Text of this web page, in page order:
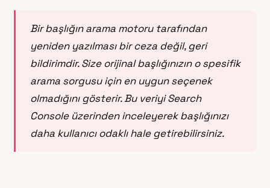
Bir başlığın arama motoru tarafından
yeniden yazılması bir ceza değil, geri
bildirimdir. Size orijinal başlığınızın o spesifik
arama sorgusu için en uygun seçenek
olmadığını gösterir. Bu veriyi Search
Console üzerinden inceleyerek başlığınızı
daha kullanıcı odaklı hale getirebilirsiniz.